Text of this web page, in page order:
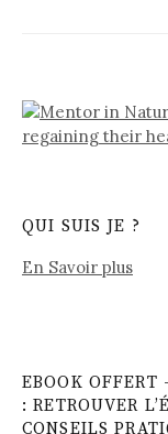
QUI SUIS JE ?
En Savoir plus
EBOOK OFFERT
: RETROUVER
CONSEILS